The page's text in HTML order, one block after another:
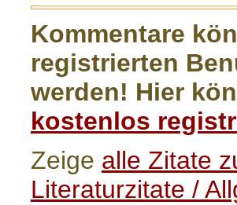
Kommentare
registrierten
werden! Hier
kostenlos
Zeige alle Zitate
Literaturzitate /